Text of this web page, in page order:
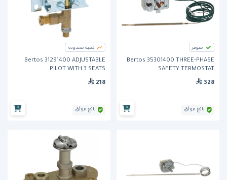
متوفر
Bertos 35301400 THREE-PHASE
SAFETY TERMOSTAT
328
بائع موثق
كمية محدودة
Bertos 31291400 ADJUSTABLE
PILOT WITH 3 SEATS
218
بائع موثق